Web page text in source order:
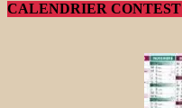
CALENDRIER CONTEST